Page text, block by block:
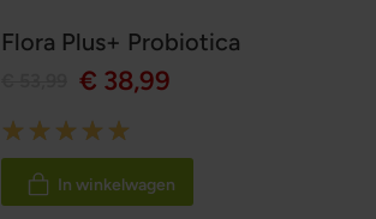
Flora Plus+ Probiotica
€ 38,99
Rating:
100%
In winkelwagen